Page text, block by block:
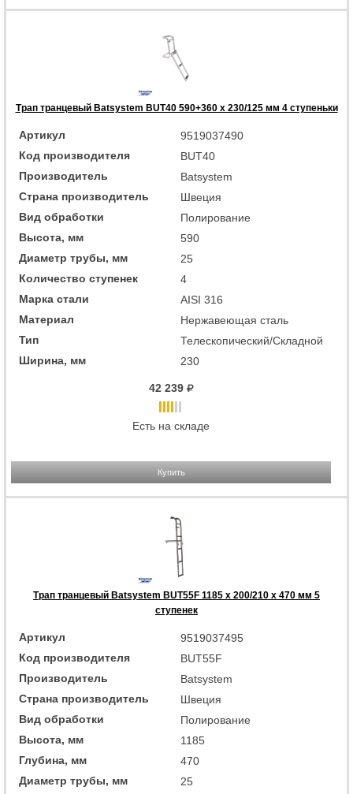
Трап транцевый Batsystem BUT40 590+360 x 230/125 мм 4 ступеньки
Артикул
9519037490
Код производителя
BUT40
Производитель
Batsystem
Страна производитель
Швеция
Вид обработки
Полирование
Высота, мм
590
Диаметр трубы, мм
25
Количество ступенек
4
Марка стали
AISI 316
Материал
Нержавеющая сталь
Тип
Телескопический/Складной
Ширина, мм
230
42 239
Есть на складе
Купить
Трап транцевый Batsystem BUT55F 1185 x 200/210 x 470 мм 5
ступенек
Артикул
9519037495
Код производителя
BUT55F
Производитель
Batsystem
Страна производитель
Швеция
Вид обработки
Полирование
Высота, мм
1185
Глубина, мм
470
Диаметр трубы, мм
25